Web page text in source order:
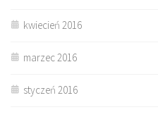
kwiecień 2016
marzec 2016
styczeń 2016